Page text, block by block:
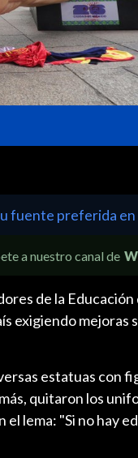
fuente preferida en
a nuestro canal de
de la
exigiendo mejoras
estatuas con
quitaron los
lema: "Si no hay